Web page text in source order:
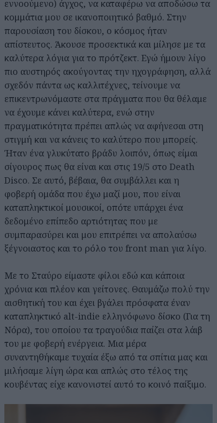
εννοούμενο) άγχος, να καταφέρω να αποδώσω τα
κομμάτια μου σε ικανοποιητικό βαθμό. Στην
παρουσίαση του δίσκου, ο κόσμος ήταν
απίστευτος. Άκουσε προσεκτικά και μίλησε με τα
καλύτερα λόγια για το πρότζεκτ. Εγώ ήμουν λίγο
πιο αυστηρός ακούγοντας την ηχογράφηση, αλλά
σχεδόν πάντα ως καλλιτέχνες, τείνουμε να
επικεντρωνόμαστε στα πράγματα που θα θέλαμε
να έχουμε κάνει καλύτερα, ενώ στην
πραγματικότητα πρέπει απλώς να αφήνεσαι στη
στιγμή και να κάνεις το καλύτερο που μπορείς.
Ήταν ένα γλυκύτατο βράδυ λοιπόν, όπως είμαι
σίγουρος πως θα είναι και στις 19/5 στο Death
Disco. Σε αυτό, βέβαια, θα συμβάλλει και η
φοβερή ομάδα που έχω μαζί μου, που είναι
καταπληκτικοί μουσικοί, οπότε υπάρχει ένα
δεδομένο επίπεδο αρτιότητας που με
συμπαρασύρει και μου επιτρέπει να απολαύσω
ξέγνοιαστος και το ρόλο του front man για λίγο.
Με το Σταύρο είμαστε φίλοι εδώ και κάποια
χρόνια και πλέον και γείτονες. Θαυμάζω πολύ την
αισθητική του και έχει βγάλει πρόσφατα έναν
καταπληκτικό alt-indie ελληνόφωνο δίσκο (Για τη
Νόρα), του οποίου τα τραγούδια παίζει στα λάιβ
του με φοβερή ενέργεια. Μια μέρα
συναντηθήκαμε τυχαία έξω από τα σπίτια μας και
μιλήσαμε λίγη ώρα και απλώς στο τέλος της
κουβέντας είχε κανονιστεί αυτό το κοινό παίξιμο.